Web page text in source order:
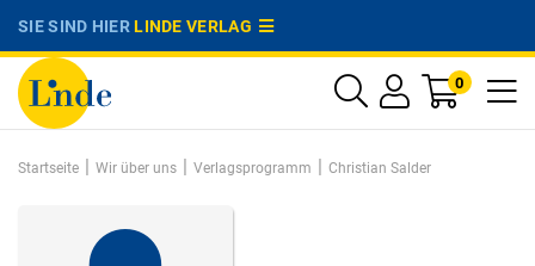
SIE SIND HIERLINDE VERLAG
0
Startseite | Wir über uns | Verlagsprogramm | Christian Salder